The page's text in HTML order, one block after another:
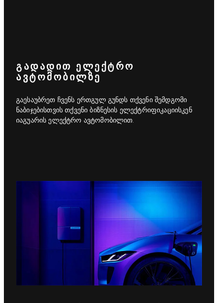
ᲒᲐᲓᲐᲓᲘᲗ ᲔᲚᲔᲥᲢᲠᲝ
ᲐᲕᲢᲝᲛᲝᲑᲘᲚᲖᲔ
გაესაუბრეთ ჩვენს ერთგულ გუნდს თქვენი შემდგომი
ნაბიჯებისთვის თქვენი ბიზნესის ელექტრიფიკაციისკენ
იაგუარის ელექტრო ავტომობილით.